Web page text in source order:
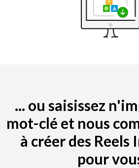
... ou saisissez
mot-clé et nous
à créer des Reels
pour